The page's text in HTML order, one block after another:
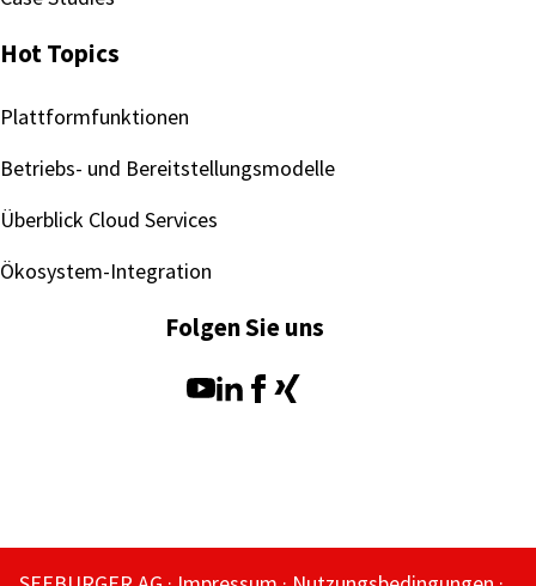
Hot Topics
Plattformfunktionen
Betriebs- und Bereitstellungsmodelle
Überblick Cloud Services
Ökosystem-Integration
Folgen Sie uns